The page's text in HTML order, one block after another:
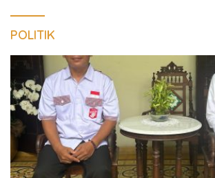
POLITIK